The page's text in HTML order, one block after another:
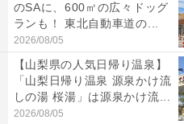
のSAに、600㎡の広々ドッグ
ランも！ 東北自動車道の...
2026/08/05
【山梨県の人気日帰り温泉】
「山梨日帰り温泉 源泉かけ流
しの湯 桜湯」は源泉かけ流...
2026/08/05